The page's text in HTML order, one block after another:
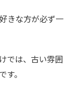
きな方が必ず一
では、古い雰囲
。